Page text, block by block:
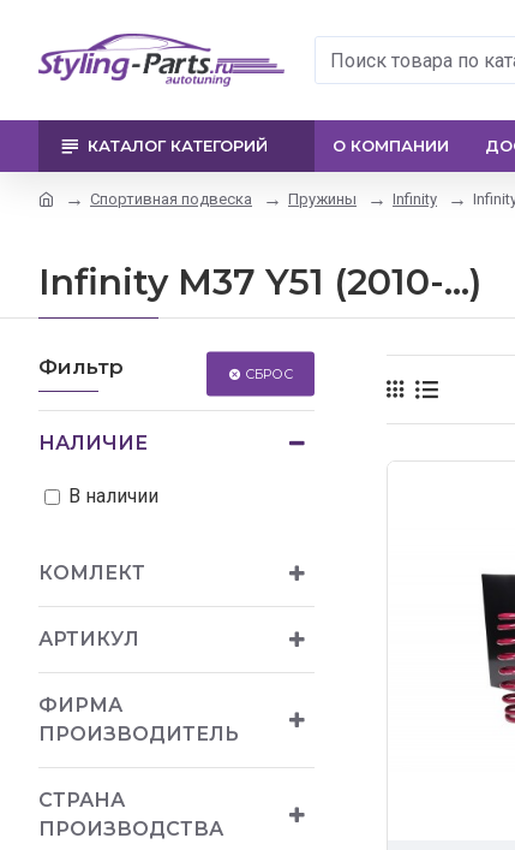
КАТАЛОГ КАТЕГОРИЙ О КОМПАНИИ
Спортивная подвеска Пружины Infinity
Infinity M37 Y51 (2010-...)
Фильтр СБРОС
КОМЛЕКТ
АРТИКУЛ
ФИРМА
ПРОИЗВОДИТЕЛЬ
СТРАНА
ПРОИЗВОДСТВА
НАЛИЧИЕ
В наличии